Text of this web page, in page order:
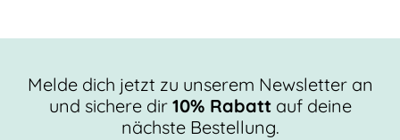
Melde dich jetzt zu unserem Newsletter an
und sichere dir 10% Rabattauf deine
nächste Bestellung.